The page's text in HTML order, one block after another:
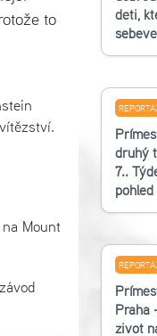
to
Mount
děti,
druhý
7..
Praha
život